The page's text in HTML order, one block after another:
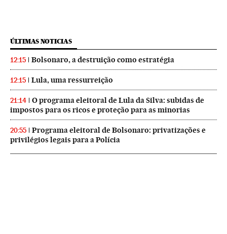
ÚLTIMAS NOTICIAS
12:15 Bolsonaro, a destruição como estratégia
12:15 Lula, uma ressurreição
21:14
O programa eleitoral de Lula da Silva: subidas de
impostos para os ricos e proteção para as minorias
20:55
Programa eleitoral de Bolsonaro: privatizações e
privilégios legais para a Polícia